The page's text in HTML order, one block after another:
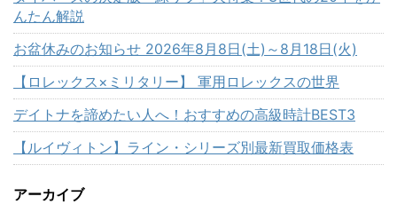
んたん解説
お盆休みのお知らせ 2026年8月8日(土)～8月18日(火)
【ロレックス×ミリタリー】 軍用ロレックスの世界
デイトナを諦めたい人へ！おすすめの高級時計BEST3
【ルイヴィトン】ライン・シリーズ別最新買取価格表
アーカイブ